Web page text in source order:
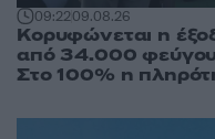
09:2209.08.26
Κορυφώνεται η
από 34.000
Στο 100% η